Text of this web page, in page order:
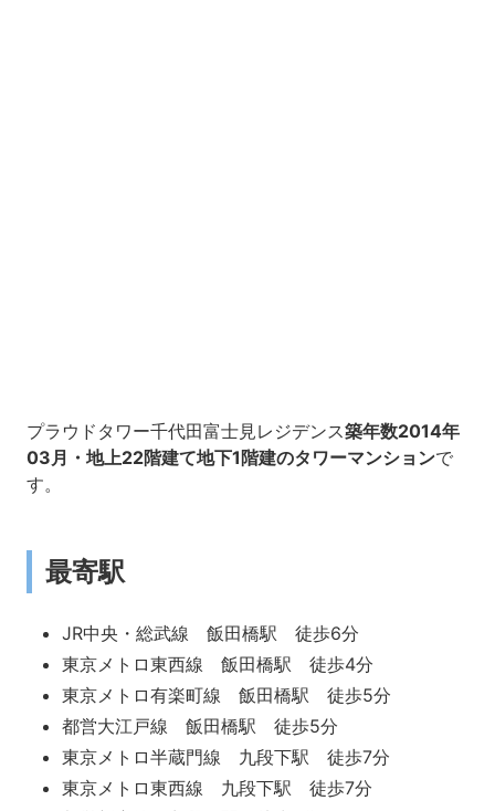
プラウドタワー千代田富士見レジデンス築年数2014年
03月・地上22階建て地下1階建のタワーマンションで
す。
最寄駅
JR中央・総武線 飯田橋駅 徒歩6分
東京メトロ東西線 飯田橋駅 徒歩4分
東京メトロ有楽町線 飯田橋駅 徒歩5分
都営大江戸線 飯田橋駅 徒歩5分
東京メトロ半蔵門線 九段下駅 徒歩7分
東京メトロ東西線 九段下駅 徒歩7分